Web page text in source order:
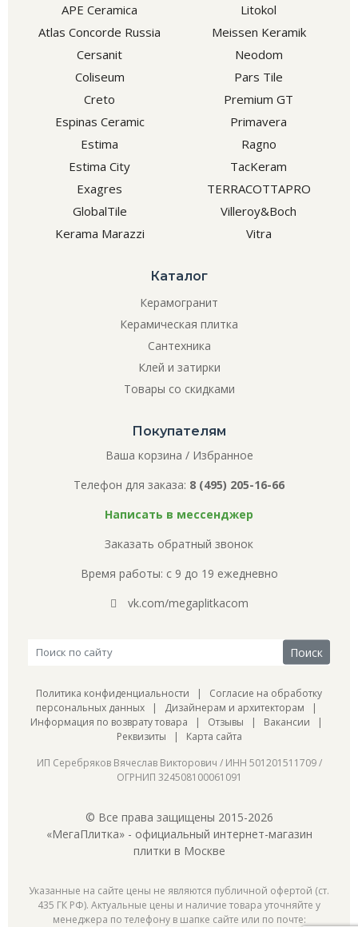
APE Ceramica
Atlas Concorde Russia
Cersanit
Coliseum
Creto
Espinas Ceramic
Estima
Estima City
Exagres
GlobalTile
Kerama Marazzi
Litokol
Meissen Keramik
Neodom
Pars Tile
Premium GT
Primavera
Ragno
TacKeram
TERRACOTTAPRO
Villeroy&Boch
Vitra
Каталог
Керамогранит
Керамическая плитка
Сантехника
Клей и затирки
Товары со скидками
Покупателям
Ваша корзина / Избранное
Телефон для заказа: 8 (495) 205-16-66
Написать в мессенджер
Заказать обратный звонок
Время работы: с 9 до 19 ежедневно
vk.com/megaplitkacom
Политика конфиденциальности | Согласие на обработку
персональных данных | Дизайнерам и архитекторам |
Информация по возврату товара | Отзывы | Вакансии |
Реквизиты | Карта сайта
ИП Серебряков Вячеслав Викторович / ИНН 501201511709 /
ОГРНИП 324508100061091
© Все права защищены 2015-2026
«МегаПлитка» - официальный интернет-магазин
плитки в Москве
Указанные на сайте цены не являются публичной офертой (ст.
435 ГК РФ). Актуальные цены и наличие товара уточняйте у
менеджера по телефону в шапке сайте или по почте: